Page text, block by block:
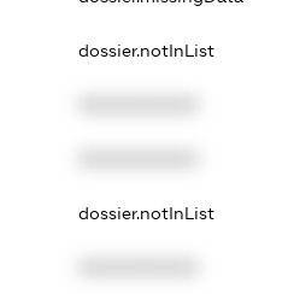
dossier.notInList
dossier.notInList